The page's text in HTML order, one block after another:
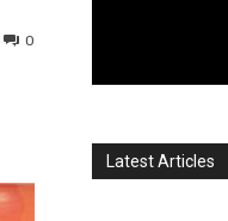
0
Latest Articles